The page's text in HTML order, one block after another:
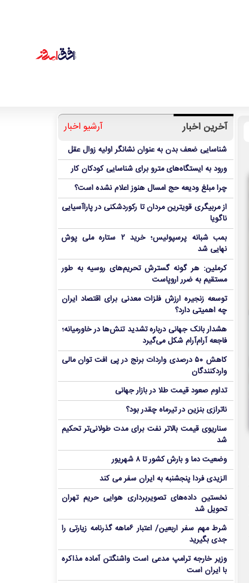
آخرین اخبار آرشیو اخبار
شناسایی ضعف بدن به عنوان نشانگر اولیه زوال عقل
ورود به ایستگاه‌های مترو برای شناسایی کودکان کار
چرا مبلغ ودیعه حج امسال هنوز اعلام نشده است؟
از مربیگری قویترین مردان تا رکوردشکنی در پاراآسیایی
ناگویا
بمب شبانه پرسپولیس؛ خرید ۲ ستاره ملی پوش
نهایی شد
کرملین: هر گونه گسترش تحریم‌های روسیه به طور
مستقیم به ضرر اروپاست
توسعه زنجیره ارزش فلزات معدنی برای اقتصاد ایران
چه اهمیتی دارد؟
هشدار بانک جهانی درباره تشدید تنش‌ها در خاورمیانه؛
فاجعه آرام‌آرام شکل می‌گیرد
کاهش ۵۰ درصدی واردات برنج در پی افت توان مالی
واردکنندگان
تداوم صعود قیمت طلا در بازار جهانی
ناترازی بنزین در تیرماه چقدر بود؟
سناریوی قیمت بالاتر نفت برای مدت طولانی‌تر تحکیم
شد
وضعیت دما و بارش کشور تا ۸ شهریور
الزیدی فردا پنجشنبه به ایران سفر می کند
نخستین داده‌های تصویربرداری هوایی حریم تهران
تحویل شد
شرط مهم سفر اربعین/ اعتبار ۶ماهه گذرنامه زیارتی را
جدی بگیرید
وزیر خارجه ترامپ مدعی است واشنگتن آماده مذاکره
با ایران است